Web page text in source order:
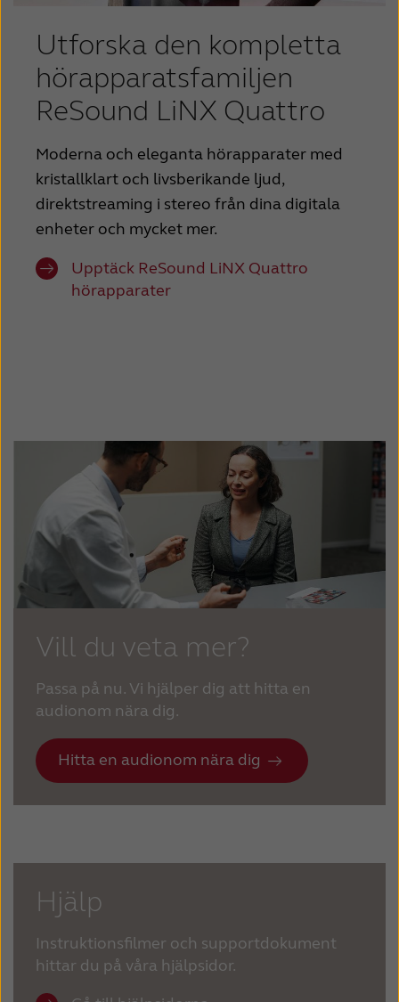
Utforska den kompletta
hörapparatsfamiljen
ReSound LiNX Quattro
Moderna och eleganta hörapparater med
kristallklart och livsberikande ljud,
direktstreaming i stereo från dina digitala
enheter och mycket mer.
Upptäck ReSound LiNX Quattro
hörapparater
Vill du veta mer?
Passa på nu. Vi hjälper dig att hitta en
audionom nära dig.
Hitta en audionom nära dig
Hjälp
Instruktionsfilmer och supportdokument
hittar du på våra hjälpsidor.